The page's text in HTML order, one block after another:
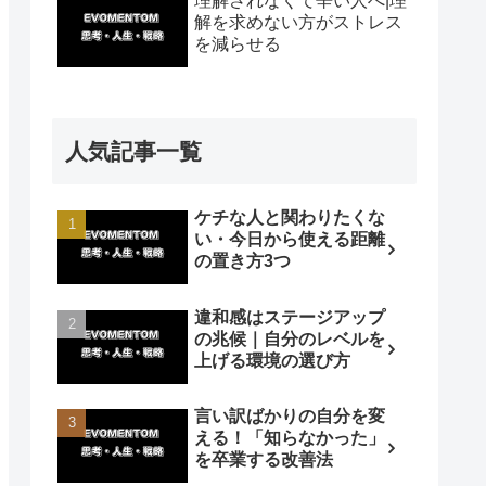
解を求めない方がストレス
を減らせる
人気記事一覧
ケチな人と関わりたくな
い・今日から使える距離
の置き方3つ
違和感はステージアップ
の兆候｜自分のレベルを
上げる環境の選び方
言い訳ばかりの自分を変
える！「知らなかった」
を卒業する改善法